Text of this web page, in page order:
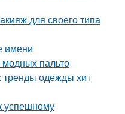
для своего типа
имени
пальто
тренды одежды хит
успешному